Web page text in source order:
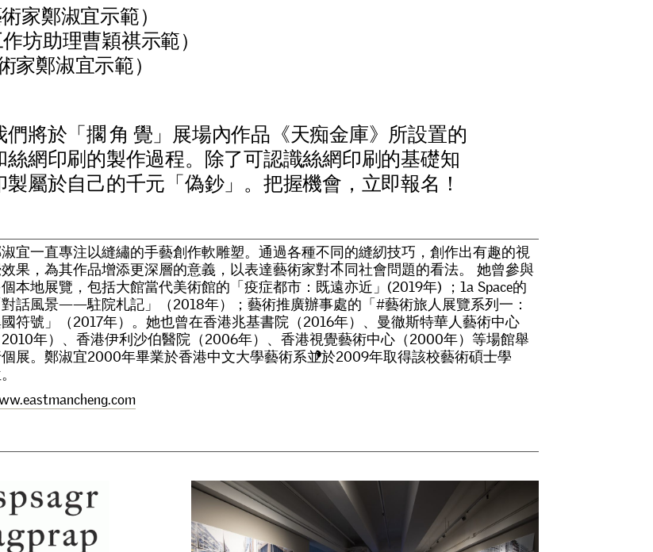
家鄭淑宜示範）
坊助理曹穎祺示範）
家鄭淑宜示範）
們將於 「擱角 覺 」 展場內作品 《天痴金庫》 所設置的
絲網印刷的製作過程。 除了可認識絲網印刷的基礎知
製屬於自己的千元 「偽鈔」 。 把握機會 ， 立即報名 ！
淑宜一直專注以縫繡的手藝創作軟雕塑。 通過各種不同的縫紉技巧 ， 創作出有趣的視
效果 ， 為其作品增添更深層的意義 ， 以表達藝術家對不同社會問題的看法。 她曾參與
個本地展覽 ， 包括大館當代美術館的 「疫症都市： 既遠亦近 」 (2019年) ； 1a Space的
對話風景——駐院札記」 （2018年） ； 藝術推廣辦事處的 「#藝術旅人 展覽系列一 ：
國符號」 （2017年） 。 她也曾在香港兆基書院（2016年） 、 曼徹斯特華人藝術中心
2010年） 、 香港伊利沙伯醫院（2006年） 、 香港視覺藝術中心（2000年） 等場館舉
個展。 鄭淑宜2000年畢業於香港中文大學藝術系並於2009年取得該校藝術碩士學
。
w.eastmancheng.com